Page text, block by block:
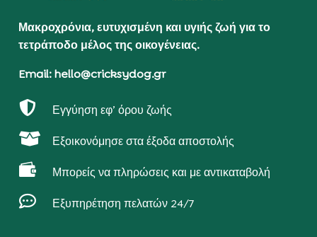
Μακροχρόνια, ευτυχισμένη και υγιής ζωή για το
τετράποδο μέλος της οικογένειας.
Email: hello@cricksydog.gr
 Εγγύηση εφ’ όρου ζωής
 Εξοικονόμησε στα έξοδα αποστολής
 Μπορείς να πληρώσεις και με αντικαταβολή
 Εξυπηρέτηση πελατών 24/7